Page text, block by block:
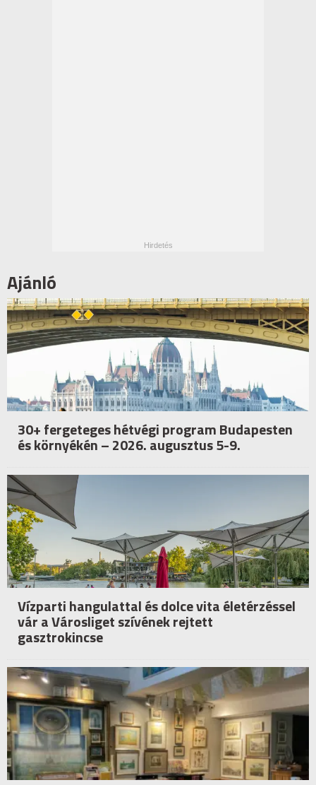
Ajánló
30+ fergeteges hétvégi program Budapesten
és környékén – 2026. augusztus 5-9.
Vízparti hangulattal és dolce vita életérzéssel
vár a Városliget szívének rejtett
gasztrokincse